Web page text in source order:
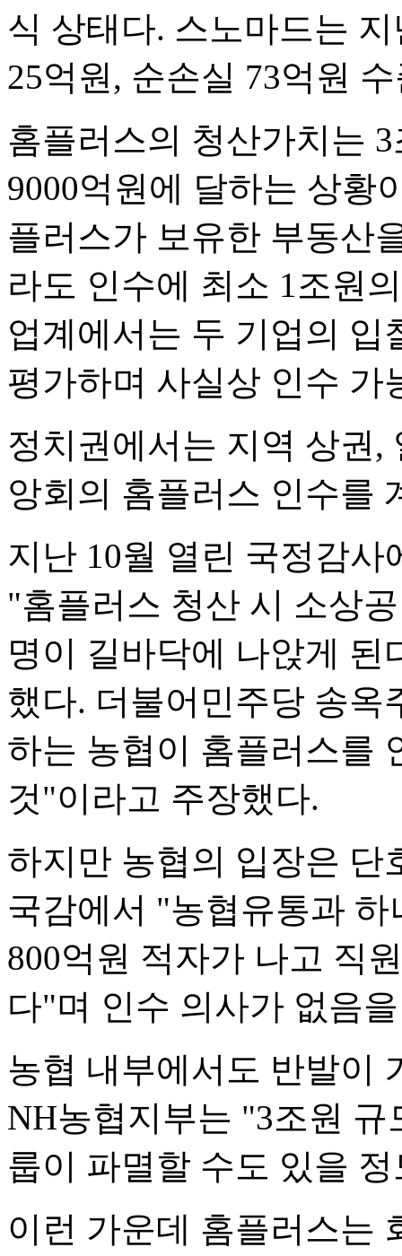
식 상태다. 스노마드는
25억원, 순손실 73억원
홈플러스의 청산가치는
9000억원에 달하는 상황
플러스가 보유한 부동산
라도 인수에 최소 1조원
업계에서는 두 기업의 입
평가하며 사실상 인수 가
정치권에서는 지역 상권,
앙회의 홈플러스 인수를
지난 10월 열린 국정감
"홈플러스 청산 시 소상
명이 길바닥에 나앉게
했다. 더불어민주당 송
하는 농협이 홈플러스를
것"이라고 주장했다.
하지만 농협의 입장은 단
국감에서 "농협유통과
800억원 적자가 나고 직
다"며 인수 의사가 없음
농협 내부에서도 반발이
NH농협지부는 "3조원
룹이 파멸할 수도 있을
이런 가운데 홈플러스는